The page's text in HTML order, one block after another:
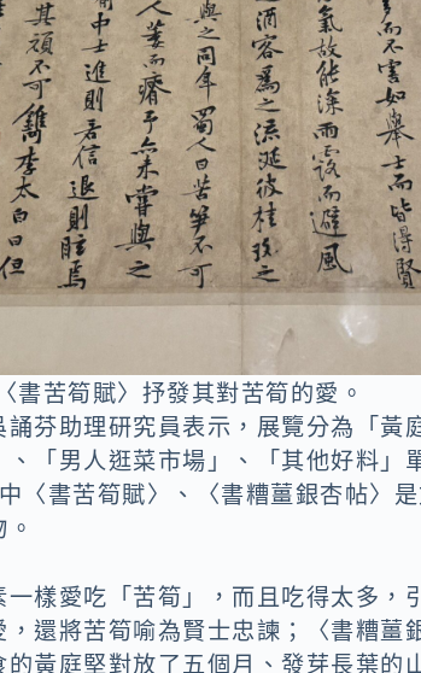
書苦筍賦〉抒發其對苦筍的愛。
芬助理研究員表示，展覽分為「黃
「男人逛菜市場」、「其他好料」
〈書苦筍賦〉、〈書糟薑銀杏帖〉
樣愛吃「苦筍」，而且吃得太多，
還將苦筍喻為賢士忠諫；〈書糟薑
的黃庭堅對放了五個月、發芽長葉的